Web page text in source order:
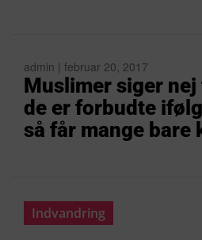
admin | februar 20, 2017
Muslimer siger
de er forbudte
så får mange
Indvandring